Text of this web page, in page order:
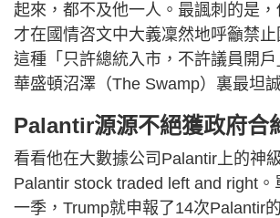
起來，都不及他一人。最諷刺的是
才在國情咨文中大義凜然地呼籲禁止
這種「只許總統入市，不許議員開
華盛頓沼澤（The Swamp）裏最坦
Palantir源源不絕獲政府合
看看他在大數據公司Palantir上的神
Palantir stock traded left and right。
一季，Trump就申報了14次Palantir